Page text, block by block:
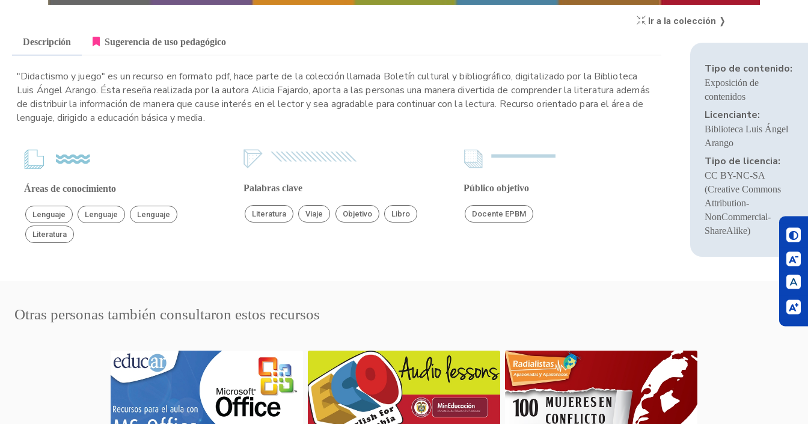
Ir a la colección ❭
Descripción Sugerencia de uso pedagógico
"Didactismo y juego" es un recurso en formato pdf, hace parte de la colección llamada Boletín cultural y bibliográfico, digitalizado por la Biblioteca
Luis Ángel Arango. Ésta reseña realizada por la autora Alicia Fajardo, aporta a las personas una manera divertida de comprender la literatura además
de distribuir la información de manera que cause interés en el lector y sea agradable para continuar con la lectura. Recurso orientado para el área de
lenguaje, dirigido a educación básica y media.
Áreas de conocimiento
Lenguaje Lenguaje Lenguaje
Literatura
Palabras clave
Literatura Viaje Objetivo Libro
Público objetivo
Docente EPBM
Tipo de contenido:
Exposición de
contenidos
Licenciante:
Biblioteca Luis Ángel
Arango
Tipo de licencia:
CC BY-NC-SA
(Creative Commons
Attribution-
NonCommercial-
ShareAlike)
Otras personas también consultaron estos recursos